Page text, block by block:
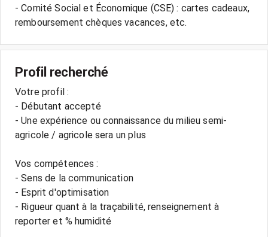
- Comité Social et Économique (CSE) : cartes cadeaux,
remboursement chèques vacances, etc.
Profil recherché
Votre profil :
- Débutant accepté
- Une expérience ou connaissance du milieu semi-
agricole / agricole sera un plus
Vos compétences :
- Sens de la communication
- Esprit d'optimisation
- Rigueur quant à la traçabilité, renseignement à
reporter et % humidité